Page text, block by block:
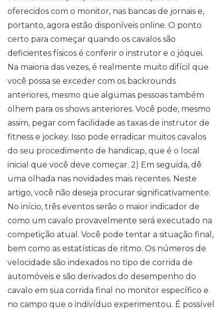
oferecidos com o monitor, nas bancas de jornais e,
portanto, agora estão disponíveis online. O ponto
certo para começar quando os cavalos são
deficientes físicos é conferir o instrutor e o jóquei.
Na maioria das vezes, é realmente muito difícil que
você possa se exceder com os backrounds
anteriores, mesmo que algumas pessoas também
olhem para os shows anteriores. Você pode, mesmo
assim, pegar com facilidade as taxas de instrutor de
fitness e jockey. Isso pode erradicar muitos cavalos
do seu procedimento de handicap, que é o local
inicial que você deve começar. 2) Em seguida, dê
uma olhada nas novidades mais recentes. Neste
artigo, você não deseja procurar significativamente.
No início, três eventos serão o maior indicador de
como um cavalo provavelmente será executado na
competição atual. Você pode tentar a situação final,
bem como as estatísticas de ritmo. Os números de
velocidade são indexados no tipo de corrida de
automóveis e são derivados do desempenho do
cavalo em sua corrida final no monitor específico e
no campo que o indivíduo experimentou. É possível